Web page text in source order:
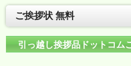
ご挨拶状 無料
引っ越し挨拶品ドットコム